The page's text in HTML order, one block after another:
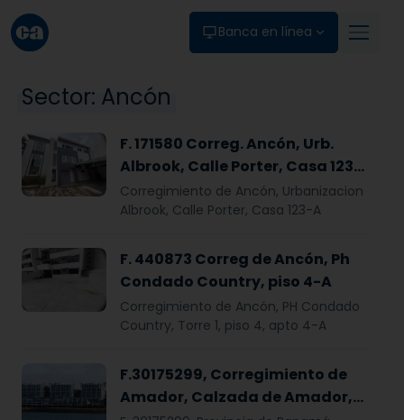
Banca en línea
Sector: Ancón
F. 171580 Correg. Ancón, Urb.
Albrook, Calle Porter, Casa 123-
A
Corregimiento de Ancón, Urbanizacion
Albrook, Calle Porter, Casa 123-A
F. 440873 Correg de Ancón, Ph
Condado Country, piso 4-A
Corregimiento de Ancón, PH Condado
Country, Torre 1, piso 4, apto 4-A
F.30175299, Corregimiento de
Amador, Calzada de Amador,